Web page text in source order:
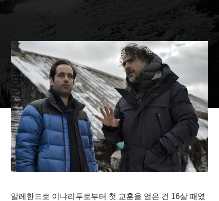
알레한드로 이냐리투로부터 첫 교훈을 얻은 건 16살 때였